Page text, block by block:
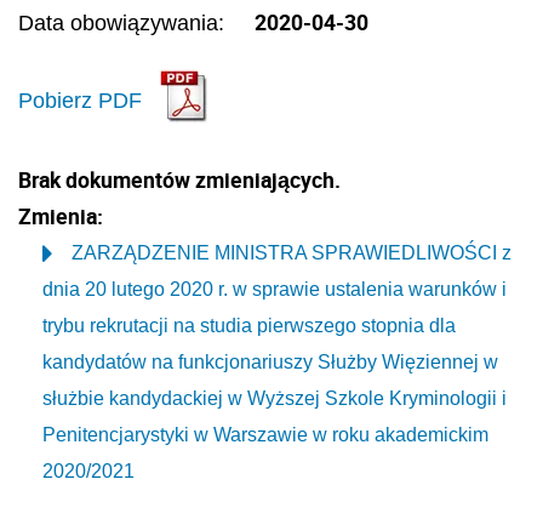
Data obowiązywania: 2020-04-30
Pobierz PDF
Brak dokumentów zmieniających.
Zmienia:
ZARZĄDZENIE MINISTRA SPRAWIEDLIWOŚCI z
dnia 20 lutego 2020 r. w sprawie ustalenia warunków i
trybu rekrutacji na studia pierwszego stopnia dla
kandydatów na funkcjonariuszy Służby Więziennej w
służbie kandydackiej w Wyższej Szkole Kryminologii i
Penitencjarystyki w Warszawie w roku akademickim
2020/2021